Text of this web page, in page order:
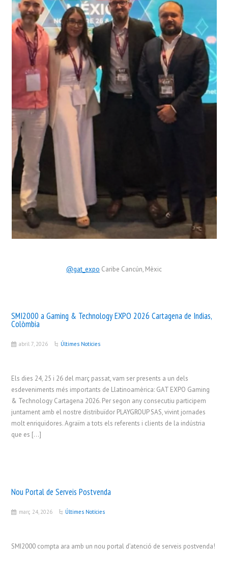
@gat_expo Caribe Cancún, Mèxic
SMI2000 a Gaming & Technology EXPO 2026 Cartagena de Indias,
Colòmbia
abril 7, 2026 Últimes Notícies
Els dies 24, 25 i 26 del març passat, vam ser presents a un dels
esdeveniments més importants de Llatinoamèrica: GAT EXPO Gaming
& Technology Cartagena 2026. Per segon any consecutiu participem
juntament amb el nostre distribuïdor PLAYGROUP SAS, vivint jornades
molt enriquidores. Agraïm a tots els referents i clients de la indústria
que es […]
Nou Portal de Serveis Postvenda
març 24, 2026 Últimes Notícies
SMI2000 compta ara amb un nou portal d’atenció de serveis postvenda!